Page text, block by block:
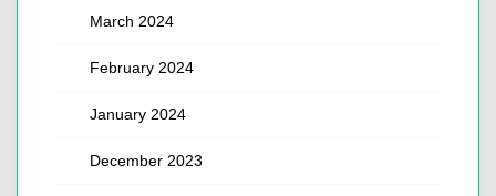
March 2024
February 2024
January 2024
December 2023